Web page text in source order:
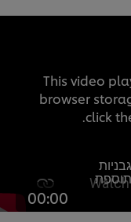
This video
browser
click
עשוי מ5 ק"ג עגבניות
תוספת
00:00